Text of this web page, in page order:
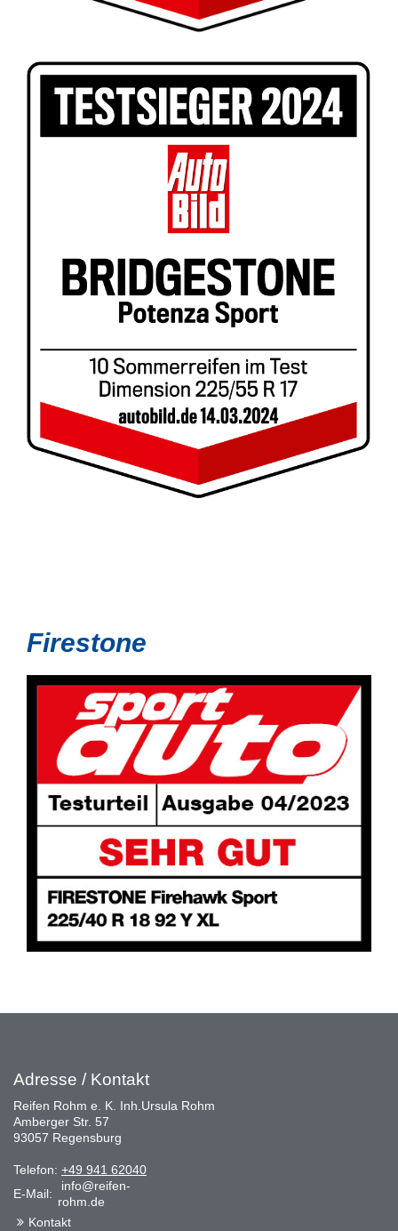
Firestone
Adresse / Kontakt
Reifen Rohm e. K. Inh.Ursula Rohm
Amberger Str. 57
93057 Regensburg
Telefon: +49 941 62040
E-Mail:
info@reifen-
rohm.de
Kontakt